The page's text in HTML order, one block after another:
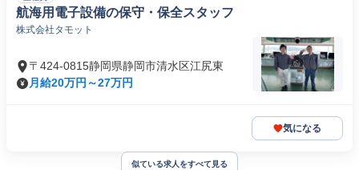
航海用電子設備の保守・保全スタッフ
株式会社タモット
〒424-0815静岡県静岡市清水区江尻東
月給20万円～27万円
気になる
似ている求人をすべて見る